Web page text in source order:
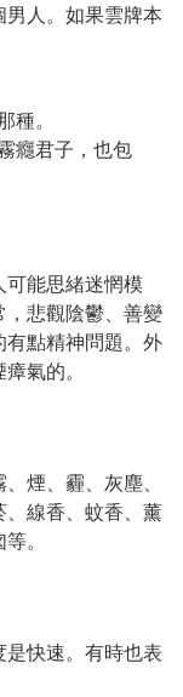
人。如果雲牌本
。
癮君子，也包
能思緒迷惘模
悲觀陰鬱、善變
點精神問題。外
氣的。
煙、霾、灰塵、
線香、蚊香、薰
。
快速。有時也表